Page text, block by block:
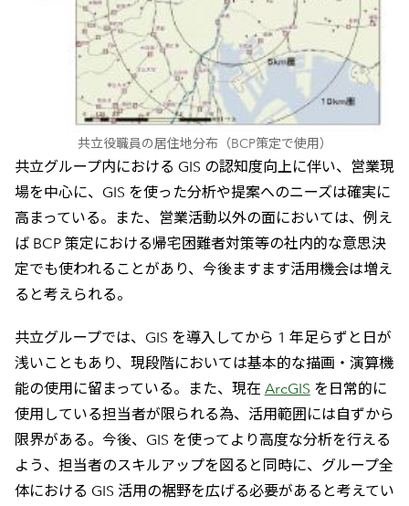
共立役職員の居住地分布（BCP策定で使用）
共立グループ内における GIS の認知度向上に伴い、営業現
場を中心に、GIS を使った分析や提案へのニーズは確実に
高まっている。また、営業活動以外の面においては、例え
ば BCP 策定における帰宅困難者対策等の社内的な意思決
定でも使われることがあり、今後ますます活用機会は増え
ると考えられる。
共立グループでは、GIS を導入してから 1 年足らずと日が
浅いこともあり、現段階においては基本的な描画・演算機
能の使用に留まっている。また、現在 ArcGIS を日常的に
使用している担当者が限られる為、活用範囲には自ずから
限界がある。今後、GIS を使ってより高度な分析を行える
よう、担当者のスキルアップを図ると同時に、グループ全
体における GIS 活用の裾野を広げる必要があると考えてい